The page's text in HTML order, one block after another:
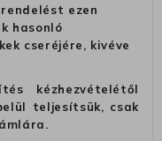
ezen
hasonló
cseréjére, kivéve
kézhezvételétől
teljesítsük, csak